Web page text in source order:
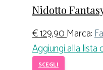
Nidotto
€129,90Marca:
Aggiungi alla lista
SCEGLI